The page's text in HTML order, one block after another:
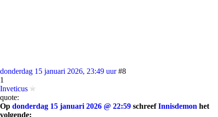
donderdag 15 januari 2026, 23:49 uur #8
1
Inveticus
quote:
Op donderdag 15 januari 2026 @ 22:59 schreefInnisdemon het
volgende: